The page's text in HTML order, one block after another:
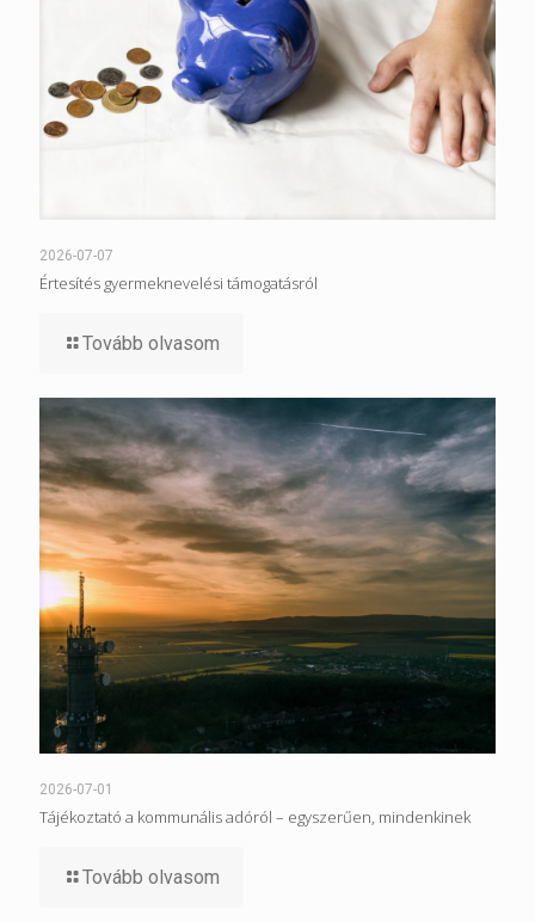
2026-07-07
Értesítés gyermeknevelési támogatásról
Tovább olvasom
2026-07-01
Tájékoztató a kommunális adóról – egyszerűen, mindenkinek
Tovább olvasom